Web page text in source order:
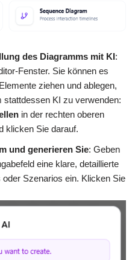
des Diagramms mit KI:
Fenster. Sie können es
ziehen und ablegen,
KI zu verwenden:
in der rechten oberen
klicken Sie darauf.
und generieren Sie: Geben
eine klare, detaillierte
Szenarios ein. Klicken Sie